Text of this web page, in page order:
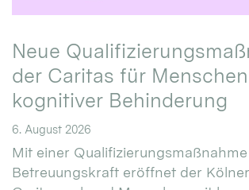
Neue
der Caritas für
kognitiver Behinderung
6. August 2026
Mit einer
Betreuungskraft eröffnet der Kölner